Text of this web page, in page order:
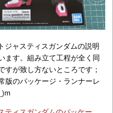
ジャスティスガンダムの説明
ます。組み立て工程が全く同
すが致し方ないところです；
版のパッケージ・ランナーレ